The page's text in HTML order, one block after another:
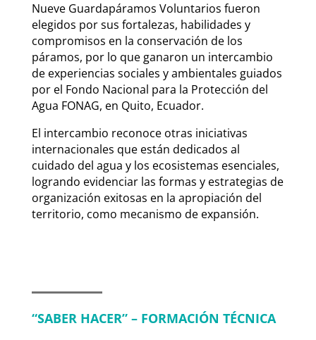
Nueve Guardapáramos Voluntarios fueron
elegidos por sus fortalezas, habilidades y
compromisos en la conservación de los
páramos, por lo que ganaron un intercambio
de experiencias sociales y ambientales guiados
por el Fondo Nacional para la Protección del
Agua FONAG, en Quito, Ecuador.
El intercambio reconoce otras iniciativas
internacionales que están dedicados al
cuidado del agua y los ecosistemas esenciales,
logrando evidenciar las formas y estrategias de
organización exitosas en la apropiación del
territorio, como mecanismo de expansión.
“SABER HACER” – FORMACIÓN TÉCNICA